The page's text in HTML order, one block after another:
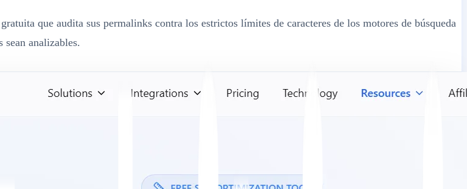
que audita sus permalinks contra los estrictos límites de caracteres de los motores de búsqueda
sean analizables.